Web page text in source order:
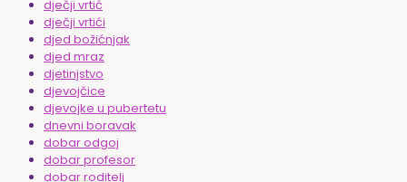
dječji vrtić
dječji vrtići
djed božićnjak
djed mraz
djetinjstvo
djevojčice
djevojke u pubertetu
dnevni boravak
dobar odgoj
dobar profesor
dobar roditelj